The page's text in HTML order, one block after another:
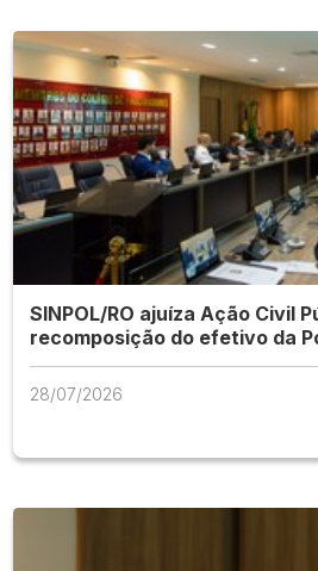
SINPOL/RO ajuíza Ação Civil
recomposição do efetivo da
28/07/2026